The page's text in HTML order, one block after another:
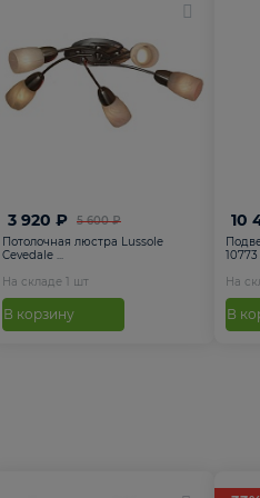
5 600 ₽
3 920 ₽
Потолочная люстра Lussole
Cevedale ...
На складе 1 шт
В корзину
10
10773
На
В